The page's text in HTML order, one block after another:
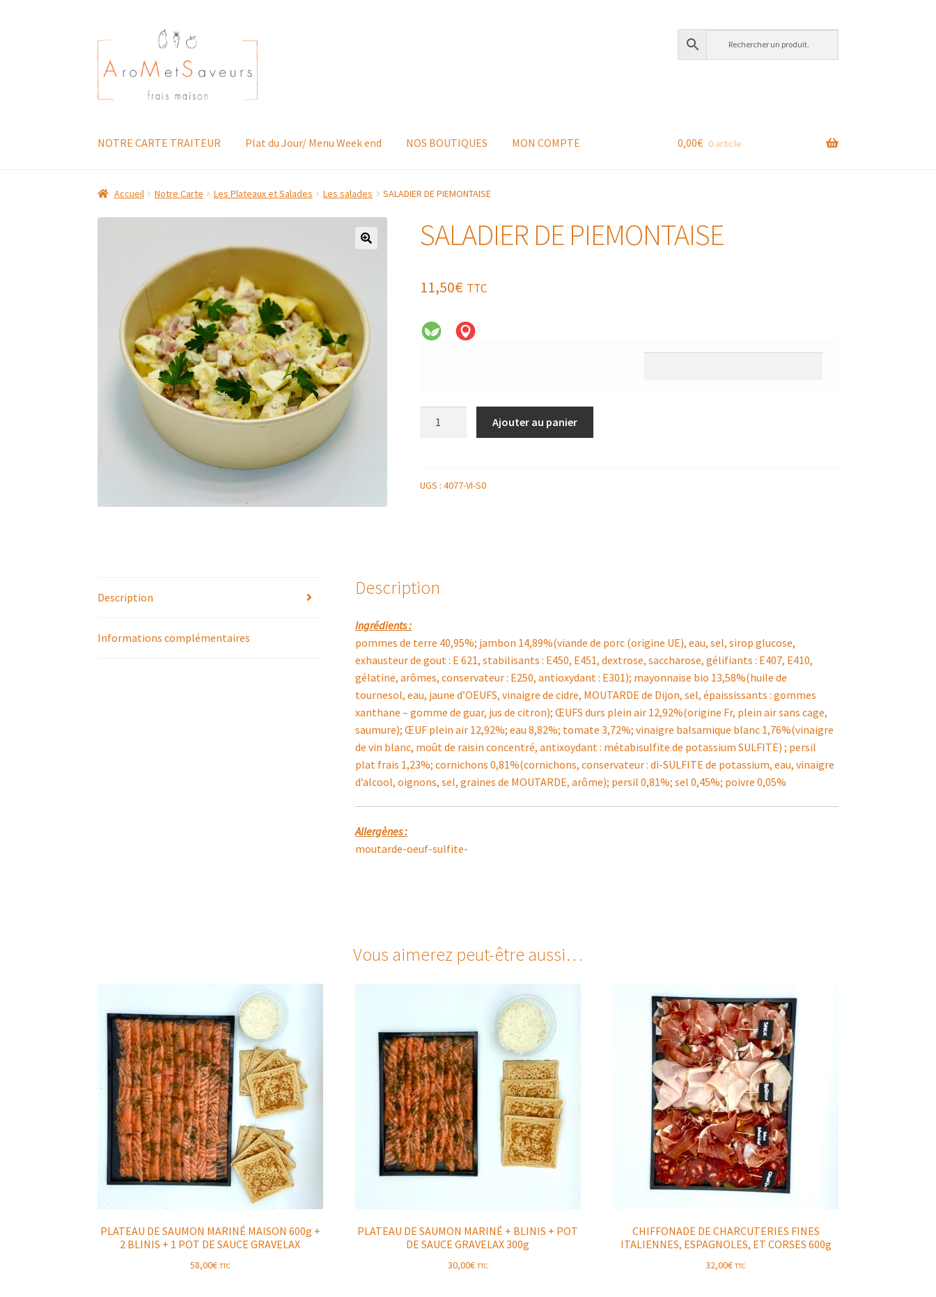
Aller
à
la
navigation
Aller
au
contenu
NOTRE CARTE TRAITEUR Plat du Jour/ Menu Week end NOS BOUTIQUES MON COMPTE 0,00€ 0 article
Accueil Notre Carte Les Plateaux et Salades Les salades SALADIER DE PIEMONTAISE
SALADIER DE PIEMONTAISE
11,50€ TTC
PIEMONTAISE
Ajouter au panier
UGS : 4077-VI-S0
Description
Informations complémentaires
Description
Ingrédients :
pommes de terre 40,95%; jambon 14,89%(viande de porc (origine UE), eau, sel, sirop glucose,
exhausteur de gout : E 621, stabilisants : E450, E451, dextrose, saccharose, gélifiants : E407, E410,
gélatine, arômes, conservateur : E250, antioxydant : E301); mayonnaise bio 13,58%(huile de
tournesol, eau, jaune d’OEUFS, vinaigre de cidre, MOUTARDE de Dijon, sel, épaississants : gommes
xanthane – gomme de guar, jus de citron); ŒUFS durs plein air 12,92%(origine Fr, plein air sans cage,
saumure); ŒUF plein air 12,92%; eau 8,82%; tomate 3,72%; vinaigre balsamique blanc 1,76%(vinaigre
de vin blanc, moût de raisin concentré, antixoydant : métabisulfite de potassium SULFITE) ; persil
plat frais 1,23%; cornichons 0,81%(cornichons, conservateur : di-SULFITE de potassium, eau, vinaigre
d’alcool, oignons, sel, graines de MOUTARDE, arôme); persil 0,81%; sel 0,45%; poivre 0,05%
Allergènes :
moutarde-oeuf-sulfite-
Vous aimerez peut-être aussi…
PLATEAU DE SAUMON MARINÉ MAISON 600g +
2 BLINIS + 1 POT DE SAUCE GRAVELAX
58,00€ TTC
PLATEAU DE SAUMON MARINÉ + BLINIS + POT
DE SAUCE GRAVELAX 300g
30,00€ TTC
CHIFFONADE DE CHARCUTERIES FINES
ITALIENNES, ESPAGNOLES, ET CORSES 600g
32,00€ TTC